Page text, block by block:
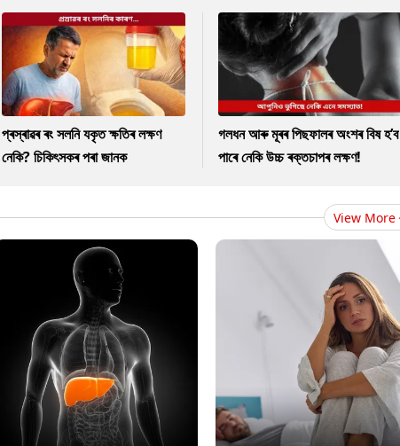
প্ৰস্ৰাৱৰ ৰং সলনি যকৃত ক্ষতিৰ লক্ষণ
নেকি? চিকিৎসকৰ পৰা জানক
গলধন আৰু মূৰৰ পিছফালৰ অংশৰ বিষ হ’ব
পাৰে নেকি উচ্চ ৰক্তচাপৰ লক্ষণ!
View More